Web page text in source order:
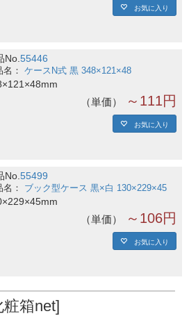
お気に入り
No.55446
ケースN式 黒 348×121×48
単価 ～111円
お気に入り
No.55499
ブック型ケース 黒×白 130×229×45
単価 ～106円
お気に入り
箱net]